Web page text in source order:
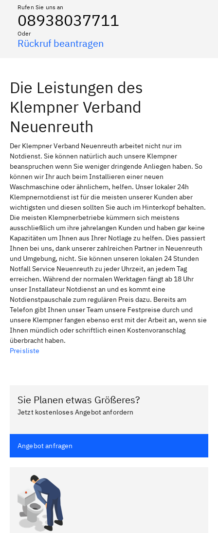
Rufen Sie uns an
08938037711
Oder
Rückruf beantragen
Die Leistungen des
Klempner Verband
Neuenreuth
Der Klempner Verband Neuenreuth arbeitet nicht nur im
Notdienst. Sie können natürlich auch unsere Klempner
beanspruchen wenn Sie weniger dringende Anliegen haben. So
können wir Ihr auch beim Installieren einer neuen
Waschmaschine oder ähnlichem, helfen. Unser lokaler 24h
Klempnernotdienst ist für die meisten unserer Kunden aber
wichtigsten und diesen sollten Sie auch im Hinterkopf behalten.
Die meisten Klempnerbetriebe kümmern sich meistens
ausschließlich um ihre jahrelangen Kunden und haben gar keine
Kapazitäten um Ihnen aus Ihrer Notlage zu helfen. Dies passiert
Ihnen bei uns, dank unserer zahlreichen Partner in Neuenreuth
und Umgebung, nicht. Sie können unseren lokalen 24 Stunden
Notfall Service Neuenreuth zu jeder Uhrzeit, an jedem Tag
erreichen. Während der normalen Werktagen fängt ab 18 Uhr
unser Installateur Notdienst an und es kommt eine
Notdienstpauschale zum regulären Preis dazu. Bereits am
Telefon gibt Ihnen unser Team unsere Festpreise durch und
unsere Klempner fangen ebenso erst mit der Arbeit an, wenn sie
Ihnen mündlich oder schriftlich einen Kostenvoranschlag
überbracht haben.
Preisliste
Sie Planen etwas Größeres?
Jetzt kostenloses Angebot anfordern
Angebot anfragen